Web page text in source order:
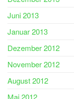
Juni 2013
Januar 2013
Dezember 2012
November 2012
August 2012
Mai 2012